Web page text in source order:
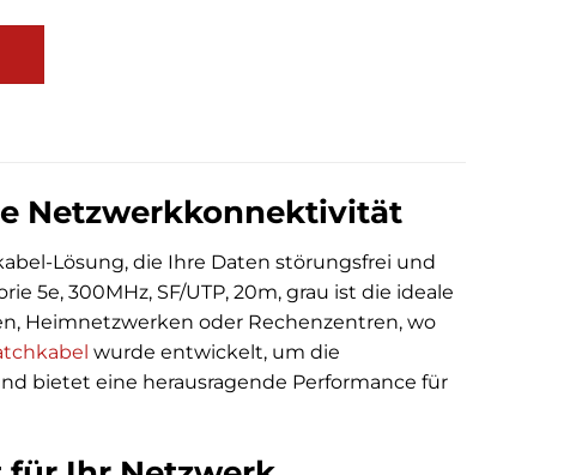
Netzwerkkonnektivität
Lösung, die Ihre Daten störungsfrei und
5e, 300MHz, SF/UTP, 20m, grau ist die ideale
Heimnetzwerken oder Rechenzentren, wo
wurde entwickelt, um die
bietet eine herausragende Performance für